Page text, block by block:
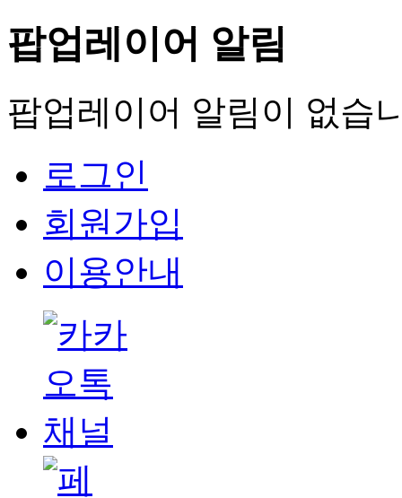
팝업레이어 알림
팝업레이어 알림이 없습
로그인
회원가입
이용안내